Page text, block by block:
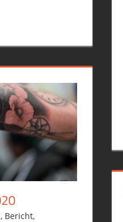
, Bericht,